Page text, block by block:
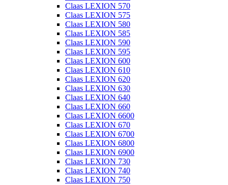
Claas LEXION 570
Claas LEXION 575
Claas LEXION 580
Claas LEXION 585
Claas LEXION 590
Claas LEXION 595
Claas LEXION 600
Claas LEXION 610
Claas LEXION 620
Claas LEXION 630
Claas LEXION 640
Claas LEXION 660
Claas LEXION 6600
Claas LEXION 670
Claas LEXION 6700
Claas LEXION 6800
Claas LEXION 6900
Claas LEXION 730
Claas LEXION 740
Claas LEXION 750